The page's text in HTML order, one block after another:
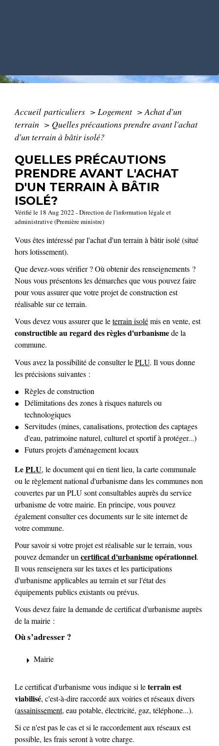
Accueil particuliers > Logement > Achat d'un
terrain > Quelles précautions prendre avant l'achat
d'un terrain à bâtir isolé?
QUELLES PRÉCAUTIONS
PRENDRE AVANT L'ACHAT
D'UN TERRAIN À BÂTIR
ISOLÉ?
Vérifié le 18 Aug 2022 - Direction de l'information légale et
administrative (Première ministre)
Vous êtes intéressé par l'achat d'un terrain à bâtir isolé (situé
hors lotissement).
Que devez-vous vérifier ? Où obtenir des renseignements ?
Nous vous présentons les démarches que vous pouvez faire
pour vous assurer que votre projet de construction est
réalisable sur ce terrain.
Vous devez vous assurer que leterrain isolémis en vente, est
constructible au regard des règles d'urbanismede la
commune.
Vous avez la possibilité de consulter lePLU. Il vous donne
les précisions suivantes :
Règles de construction
Délimitations des zones à risques naturels ou
technologiques
Servitudes (mines, canalisations, protection des captages
d'eau, patrimoine naturel, culturel et sportif à protéger...)
Futurs projets d'aménagement locaux
LePLU, le document qui en tient lieu, la carte communale
ou le règlement national d'urbanisme dans les communes non
couvertes par un PLU sont consultables auprès du service
urbanisme de votre mairie. En principe, vous pouvez
également consulter ces documents sur le site internet de
votre commune.
Pour savoir si votre projet est réalisable sur le terrain, vous
pouvez demander un certificat d'urbanismeopérationnel.
Il vous renseignera sur les taxes et les participations
d'urbanisme applicables au terrain et sur l'état des
équipements publics existants ou prévus.
Vous devez faire la demande de certificat d'urbanisme auprès
de la mairie :
Où s’adresser ?
arrow_right Mairie
Le certificat d'urbanisme vous indique si leterrain est
viabilisé, c'est-à-dire raccordé aux voiries et réseaux divers
(assainissement, eau potable, électricité, gaz, téléphone...).
Si ce n'est pas le cas et si le raccordement aux réseaux est
possible, les frais seront à votre charge.